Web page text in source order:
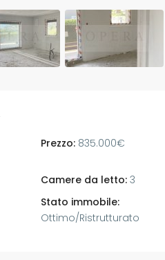
Prezzo:835.000€
Camere da letto:3
Stato immobile:
Ottimo/Ristrutturato